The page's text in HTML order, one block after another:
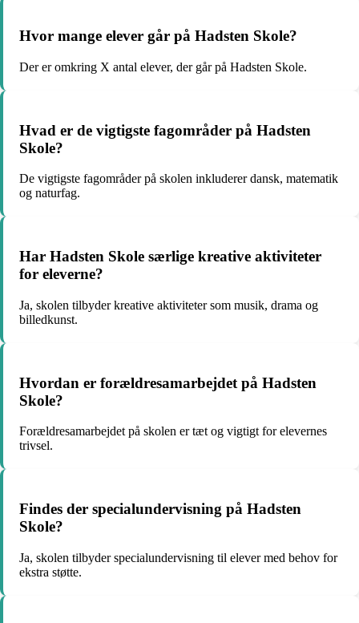
Hvor mange elever går på Hadsten Skole?
Der er omkring X antal elever, der går på Hadsten Skole.
Hvad er de vigtigste fagområder på Hadsten
Skole?
De vigtigste fagområder på skolen inkluderer dansk, matematik
og naturfag.
Har Hadsten Skole særlige kreative aktiviteter
for eleverne?
Ja, skolen tilbyder kreative aktiviteter som musik, drama og
billedkunst.
Hvordan er forældresamarbejdet på Hadsten
Skole?
Forældresamarbejdet på skolen er tæt og vigtigt for elevernes
trivsel.
Findes der specialundervisning på Hadsten
Skole?
Ja, skolen tilbyder specialundervisning til elever med behov for
ekstra støtte.